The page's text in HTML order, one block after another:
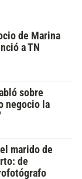
de Marina
a TN
sobre
negocio la
marido de
de